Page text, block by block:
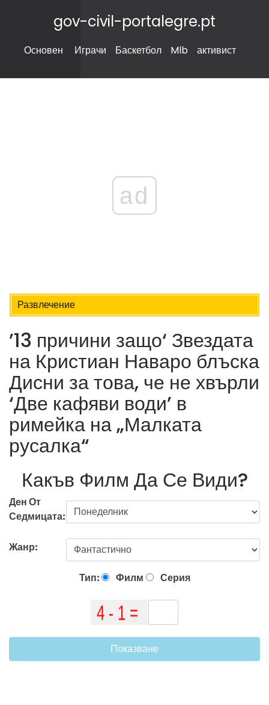
gov-civil-portalegre.pt
Основен Играчи Баскетбол Mlb активист
ad
Развлечение
’13 причини защо‘ Звездата
на Кристиан Наваро блъска
Дисни за това, че не хвърли
‘Две кафяви води’ в
римейка на „Малката
русалка“
Какъв Филм Да Се Види?
Ден От
Седмицата:
Жанр:
Тип: Филм Серия
Показване